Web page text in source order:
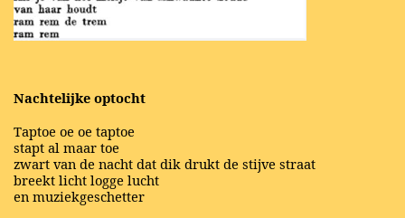
Nachtelijke optocht
Taptoe oe oe taptoe
stapt al maar toe
zwart van de nacht dat dik drukt de stijve straat
breekt licht logge lucht
en muziekgeschetter